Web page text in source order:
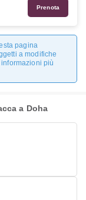
Prenota
pagina
a modifiche
più
a Doha